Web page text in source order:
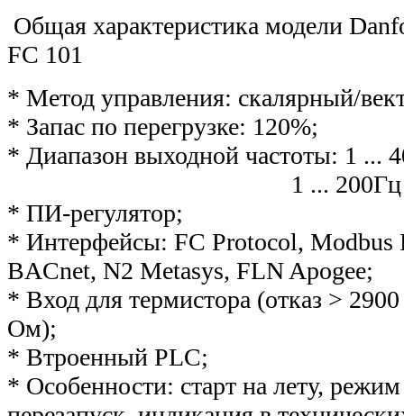
Общая характеристика модели
FC 101
* Метод управления: скалярный/
* Запас по перегрузке: 120%;
* Диапазон выходной частоты: 1 ...
1 ... 200Гц в
* ПИ-регулятор;
* Интерфейсы: FC Protocol, Modbus
BACnet, N2 Metasys, FLN Apogee;
* Вход для термистора (отказ >
Ом);
* Втроенный PLС;
* Особенности: старт на лету,